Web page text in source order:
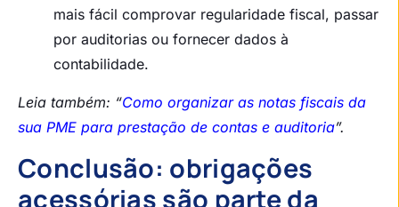
mais fácil comprovar regularidade fiscal, passar
por auditorias ou fornecer dados à
contabilidade.
Leia também: “Como organizar as notas fiscais da
sua PME para prestação de contas e auditoria”.
Conclusão: obrigações
acessórias são parte da